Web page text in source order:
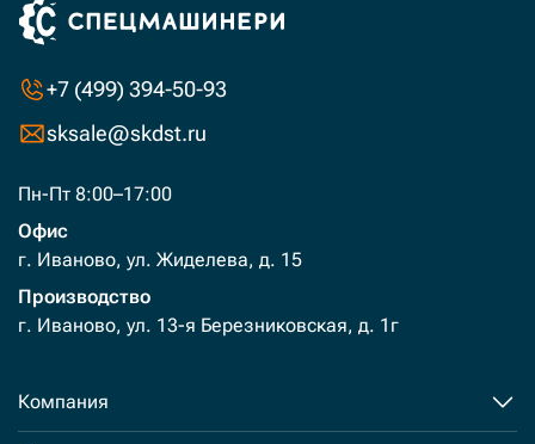
+7 (499) 394-50-93
sksale@skdst.ru
Пн-Пт 8:00–17:00
Офис
г. Иваново, ул. Жиделева, д. 15
Производство
г. Иваново, ул. 13-я Березниковская, д. 1г
Компания